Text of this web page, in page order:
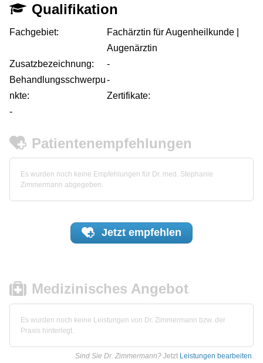
Qualifikation
Fachgebiet:
Fachärztin für Augenheilkunde |
Augenärztin
Zusatzbezeichnung:
-
Behandlungsschwerpu
nkte:
-
Zertifikate:
-
Patientenempfehlungen
Es wurden noch keine Empfehlungen für Dr. med. Stephanie
Zimmermann abgegeben.
Jetzt empfehlen
Medizinisches Angebot
Es wurden noch keine Leistungen von Dr. Zimmermann bzw. der
Praxis hinterlegt.
Sind Sie Dr. Zimmermann? Jetzt Leistungen bearbeiten.